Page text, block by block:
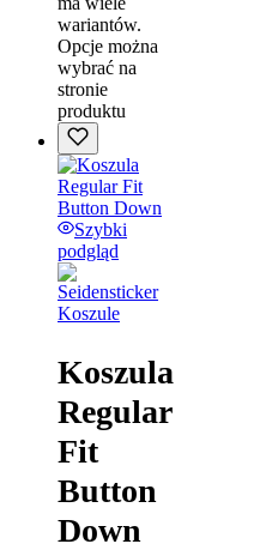
wariantów.
Opcje można
wybrać na
stronie
produktu
Szybki
podgląd
Koszule
Koszula
Regular
Fit
Button
Down